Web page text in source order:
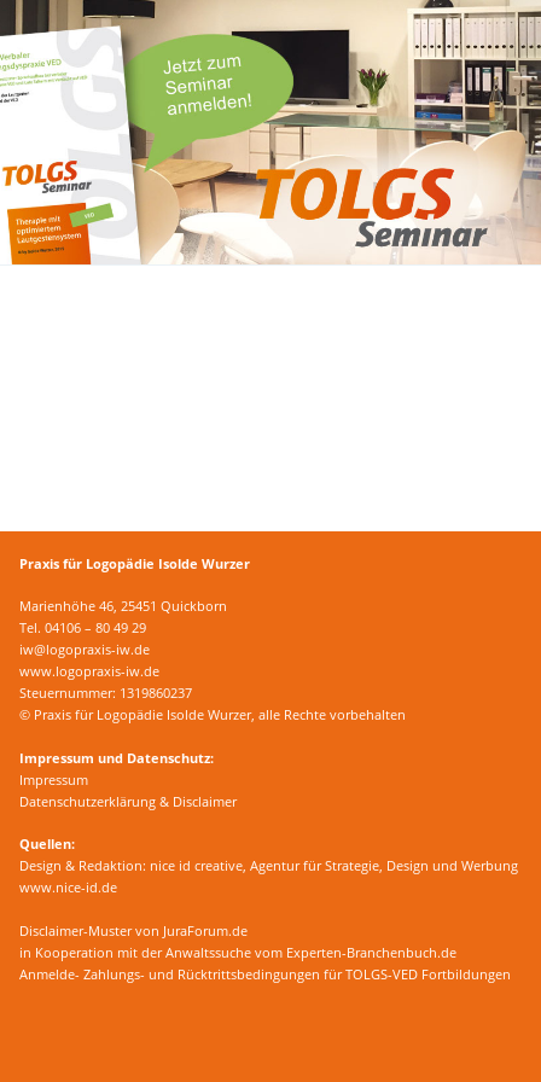
Praxis für Logopädie Isolde Wurzer
Marienhöhe 46, 25451 Quickborn
Tel. 04106 – 80 49 29
iw@logopraxis-iw.de
www.logopraxis-iw.de
Steuernummer: 1319860237
© Praxis für Logopädie Isolde Wurzer, alle Rechte vorbehalten
Impressum und Datenschutz:
Impressum
Datenschutzerklärung & Disclaimer
Quellen:
Design & Redaktion: nice id creative, Agentur für Strategie, Design und Werbung
www.nice-id.de
Disclaimer-Muster von JuraForum.de
in Kooperation mit der Anwaltssuche vom Experten-Branchenbuch.de
Anmelde- Zahlungs- und Rücktrittsbedingungen für TOLGS-VED Fortbildungen